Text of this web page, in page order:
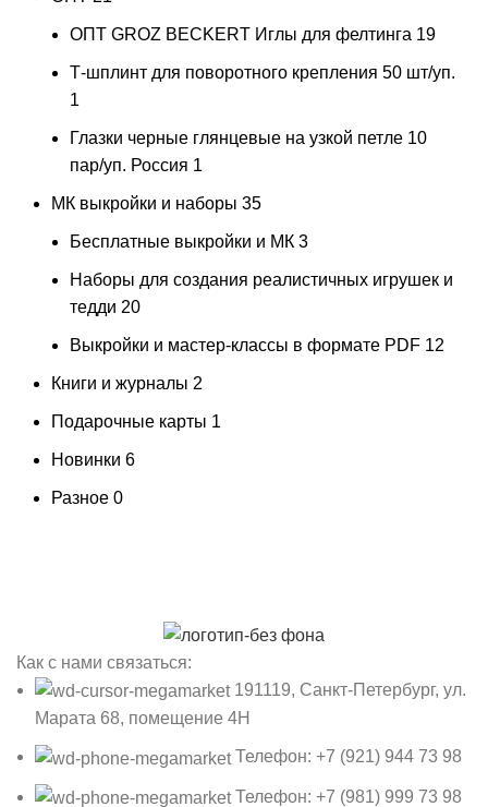
ОПТ GROZ BECKERT Иглы для фелтинга 19
Т-шплинт для поворотного крепления 50 шт/уп.
1
Глазки черные глянцевые на узкой петле 10
пар/уп. Россия 1
МК выкройки и наборы 35
Бесплатные выкройки и МК 3
Наборы для создания реалистичных игрушек и
тедди 20
Выкройки и мастер-классы в формате PDF 12
Книги и журналы 2
Подарочные карты 1
Новинки 6
Разное 0
Как с нами связаться:
191119, Санкт-Петербург, ул.
Марата 68, помещение 4Н
Телефон: +7 (921) 944 73 98
Телефон: +7 (981) 999 73 98